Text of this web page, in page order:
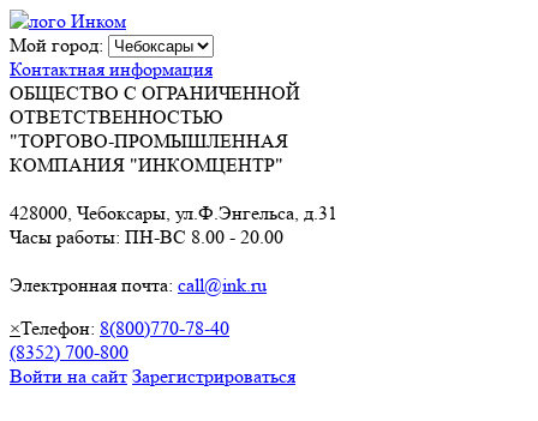
Мой город:
Контактная информация
ОБЩЕСТВО С ОГРАНИЧЕННОЙ
ОТВЕТСТВЕННОСТЬЮ
"ТОРГОВО-ПРОМЫШЛЕННАЯ
КОМПАНИЯ "ИНКОМЦЕНТР"
428000, Чебоксары, ул.Ф.Энгельса, д.31
Часы работы: ПН-ВС 8.00 - 20.00
Электронная почта: call@ink.ru
×Телефон: 8(800)770-78-40
(8352) 700-800
Войти на сайт Зарегистрироваться